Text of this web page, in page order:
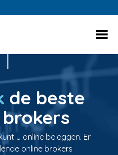
de beste
u online beleggen. Er
online brokers